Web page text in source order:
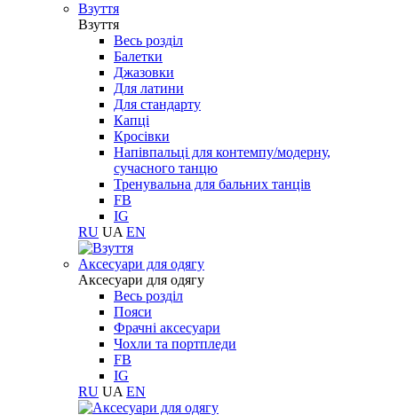
Взуття
Взуття
Весь розділ
Балетки
Джазовки
Для латини
Для стандарту
Капці
Кросівки
Напівпальці для контемпу/модерну,
сучасного танцю
Тренувальна для бальних танців
FB
IG
RU UA EN
Aксесуари для одягу
Aксесуари для одягу
Весь розділ
Пояси
Фрачні аксесуари
Чохли та портпледи
FB
IG
RU UA EN